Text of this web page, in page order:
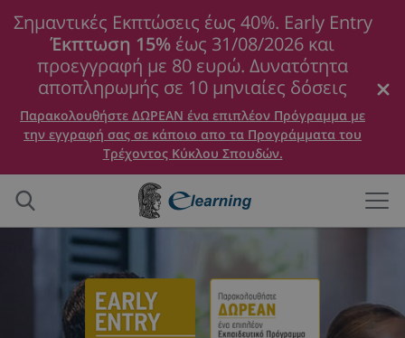
Σημαντικές Εκπτώσεις έως 40%. Early Entry
Έκπτωση 15% έως 31/08/2026 και
προεγγραφή με 80 ευρώ. Δυνατότητα
αποπληρωμής σε 10 μηνιαίες δόσεις
Παρακολουθήστε ΔΩΡΕΑΝ ένα επιπλέον Πρόγραμμα με
την εγγραφή σας σε κάποιο απο τα Προγράμματα του
Τρέχοντος Κύκλου Σπουδών.